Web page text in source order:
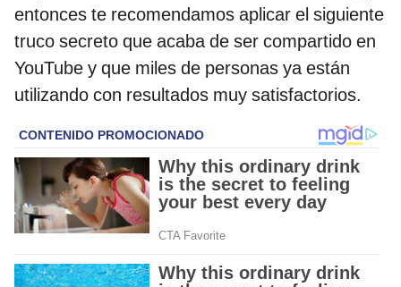
entonces te recomendamos aplicar el siguiente
truco secreto que acaba de ser compartido en
YouTube y que miles de personas ya están
utilizando con resultados muy satisfactorios.